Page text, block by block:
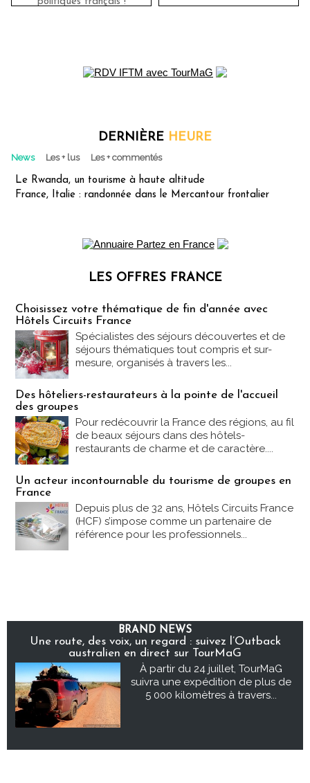
DERNIÈRE HEURE
News Les + lus Les + commentés
Le Rwanda, un tourisme à haute altitude
France, Italie : randonnée dans le Mercantour frontalier
LES OFFRES FRANCE
Choisissez votre thématique de fin d'année avec
Hôtels Circuits France
Spécialistes des séjours découvertes et de
séjours thématiques tout compris et sur-
mesure, organisés à travers les...
Des hôteliers-restaurateurs à la pointe de l'accueil
des groupes
Pour redécouvrir la France des régions, au fil
de beaux séjours dans des hôtels-
restaurants de charme et de caractère....
Un acteur incontournable du tourisme de groupes en
France
Depuis plus de 32 ans, Hôtels Circuits France
(HCF) s’impose comme un partenaire de
référence pour les professionnels...
BRAND NEWS
Une route, des voix, un regard : suivez l’Outback
australien en direct sur TourMaG
À partir du 24 juillet, TourMaG
suivra une expédition de plus de
5 000 kilomètres à travers...